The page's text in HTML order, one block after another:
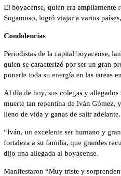
El boyacense, quien era ampliamente
Sogamoso, logró viajar a varios
Condolencias
Periodistas de la capital boyacense,
quien se caracterizó por ser un gran
ponerle toda su energía en las tareas
Al día de hoy, sus colegas y
muerte tan repentina de Iván Gómez,
lleno de vida y ganas de salir adelante.
“Iván, un excelente ser humano y
fortaleza a su familia, que grandes
dijo una allegada al boyacense.
Manifestaron “Muy triste y